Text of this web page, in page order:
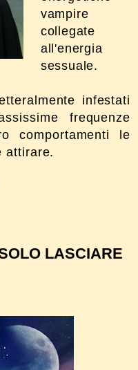
vampire
collegate
all'energia
sessuale.
infestati
frequenze
comportamenti le
attirare.
LASCIARE